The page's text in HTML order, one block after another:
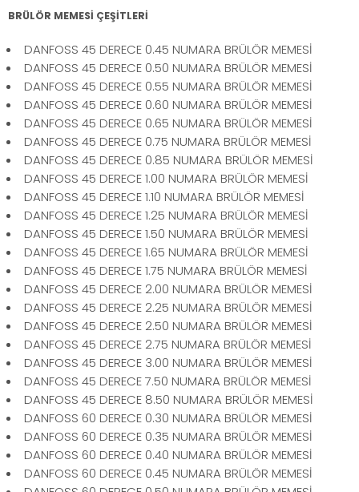
BRÜLÖR MEMESİ ÇEŞİTLERİ
DANFOSS 45 DERECE 0.45 NUMARA BRÜLÖR MEMESİ
DANFOSS 45 DERECE 0.50 NUMARA BRÜLÖR MEMESİ
DANFOSS 45 DERECE 0.55 NUMARA BRÜLÖR MEMESİ
DANFOSS 45 DERECE 0.60 NUMARA BRÜLÖR MEMESİ
DANFOSS 45 DERECE 0.65 NUMARA BRÜLÖR MEMESİ
DANFOSS 45 DERECE 0.75 NUMARA BRÜLÖR MEMESİ
DANFOSS 45 DERECE 0.85 NUMARA BRÜLÖR MEMESİ
DANFOSS 45 DERECE 1.00 NUMARA BRÜLÖR MEMESİ
DANFOSS 45 DERECE 1.10 NUMARA BRÜLÖR MEMESİ
DANFOSS 45 DERECE 1.25 NUMARA BRÜLÖR MEMESİ
DANFOSS 45 DERECE 1.50 NUMARA BRÜLÖR MEMESİ
DANFOSS 45 DERECE 1.65 NUMARA BRÜLÖR MEMESİ
DANFOSS 45 DERECE 1.75 NUMARA BRÜLÖR MEMESİ
DANFOSS 45 DERECE 2.00 NUMARA BRÜLÖR MEMESİ
DANFOSS 45 DERECE 2.25 NUMARA BRÜLÖR MEMESİ
DANFOSS 45 DERECE 2.50 NUMARA BRÜLÖR MEMESİ
DANFOSS 45 DERECE 2.75 NUMARA BRÜLÖR MEMESİ
DANFOSS 45 DERECE 3.00 NUMARA BRÜLÖR MEMESİ
DANFOSS 45 DERECE 7.50 NUMARA BRÜLÖR MEMESİ
DANFOSS 45 DERECE 8.50 NUMARA BRÜLÖR MEMESİ
DANFOSS 60 DERECE 0.30 NUMARA BRÜLÖR MEMESİ
DANFOSS 60 DERECE 0.35 NUMARA BRÜLÖR MEMESİ
DANFOSS 60 DERECE 0.40 NUMARA BRÜLÖR MEMESİ
DANFOSS 60 DERECE 0.45 NUMARA BRÜLÖR MEMESİ